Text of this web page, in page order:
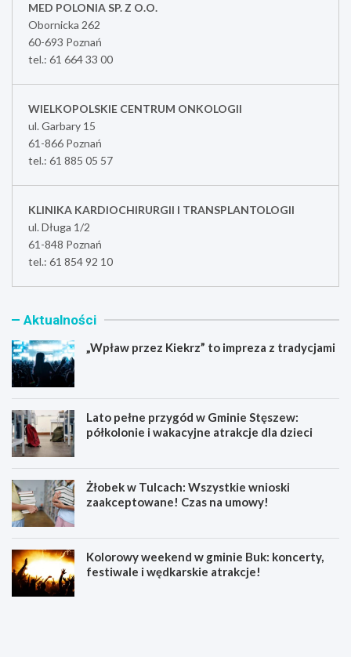
MED POLONIA SP. Z O.O.
Obornicka 262
60-693 Poznań
tel.: 61 664 33 00
WIELKOPOLSKIE CENTRUM ONKOLOGII
ul. Garbary 15
61-866 Poznań
tel.: 61 885 05 57
KLINIKA KARDIOCHIRURGII I TRANSPLANTOLOGII
ul. Długa 1/2
61-848 Poznań
tel.: 61 854 92 10
Aktualności
„Wpław przez Kiekrz” to impreza z tradycjami
Lato pełne przygód w Gminie Stęszew:
półkolonie i wakacyjne atrakcje dla dzieci
Żłobek w Tulcach: Wszystkie wnioski
zaakceptowane! Czas na umowy!
Kolorowy weekend w gminie Buk: koncerty,
festiwale i wędkarskie atrakcje!
„
L